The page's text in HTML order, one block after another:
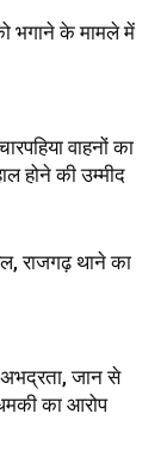
भगाने के मामले में
वाहनों का
होने की उम्मीद
राजगढ़ थाने का
जान से
का आरोप